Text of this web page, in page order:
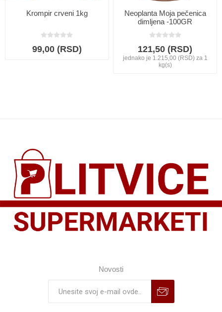
Krompir crveni 1kg
99,00 (RSD)
Neoplanta Moja pečenica
dimljena -100GR
121,50 (RSD)
jednako je 1.215,00 (RSD) za 1
kg(s)
Novosti